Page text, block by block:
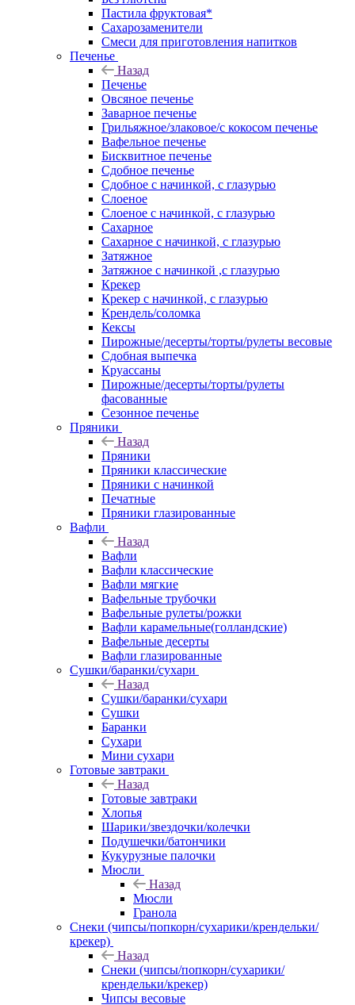
Пастила фруктовая*
Сахарозаменители
Смеси для приготовления напитков
Печенье
Назад
Печенье
Овсяное печенье
Заварное печенье
Грильяжное/злаковое/с кокосом печенье
Вафельное печенье
Бисквитное печенье
Сдобное печенье
Сдобное с начинкой, с глазурью
Слоеное
Слоеное с начинкой, с глазурью
Сахарное
Сахарное с начинкой, с глазурью
Затяжное
Затяжное с начинкой ,с глазурью
Крекер
Крекер с начинкой, с глазурью
Крендель/соломка
Кексы
Пирожные/десерты/торты/рулеты весовые
Сдобная выпечка
Круассаны
Пирожные/десерты/торты/рулеты
фасованные
Сезонное печенье
Пряники
Назад
Пряники
Пряники классические
Пряники с начинкой
Печатные
Пряники глазированные
Вафли
Назад
Вафли
Вафли классические
Вафли мягкие
Вафельные трубочки
Вафельные рулеты/рожки
Вафли карамельные(голландские)
Вафельные десерты
Вафли глазированные
Сушки/баранки/сухари
Назад
Сушки/баранки/сухари
Сушки
Баранки
Сухари
Мини сухари
Готовые завтраки
Назад
Готовые завтраки
Хлопья
Шарики/звездочки/колечки
Подушечки/батончики
Кукурузные палочки
Мюсли
Назад
Мюсли
Гранола
Снеки (чипсы/попкорн/сухарики/крендельки/
крекер)
Назад
Снеки (чипсы/попкорн/сухарики/
крендельки/крекер)
Чипсы весовые